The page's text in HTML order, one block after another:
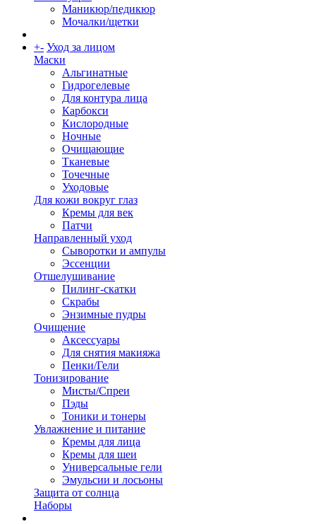
Маникюр/педикюр
Мочалки/щетки
+- Уход за лицом
Маски
Альгинатные
Гидрогелевые
Для контура лица
Карбокси
Кислородные
Ночные
Очищающие
Тканевые
Точечные
Уходовые
Для кожи вокруг глаз
Кремы для век
Патчи
Направленный уход
Сыворотки и ампулы
Эссенции
Отшелушивание
Пилинг-скатки
Скрабы
Энзимные пудры
Очищение
Аксессуары
Для снятия макияжа
Пенки/Гели
Тонизирование
Мисты/Спреи
Пэды
Тоники и тонеры
Увлажнение и питание
Кремы для лица
Кремы для шеи
Универсальные гели
Эмульсии и лосьоны
Защита от солнца
Наборы